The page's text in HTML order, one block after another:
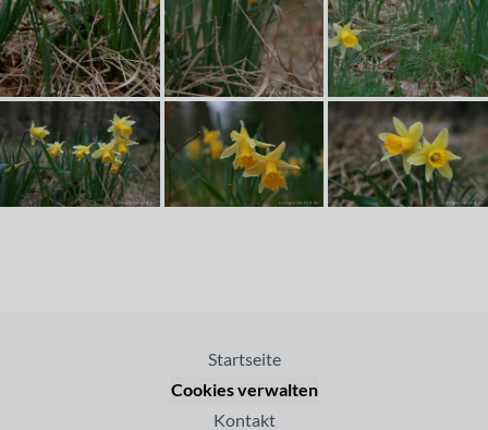
Startseite
Cookies verwalten
Kontakt